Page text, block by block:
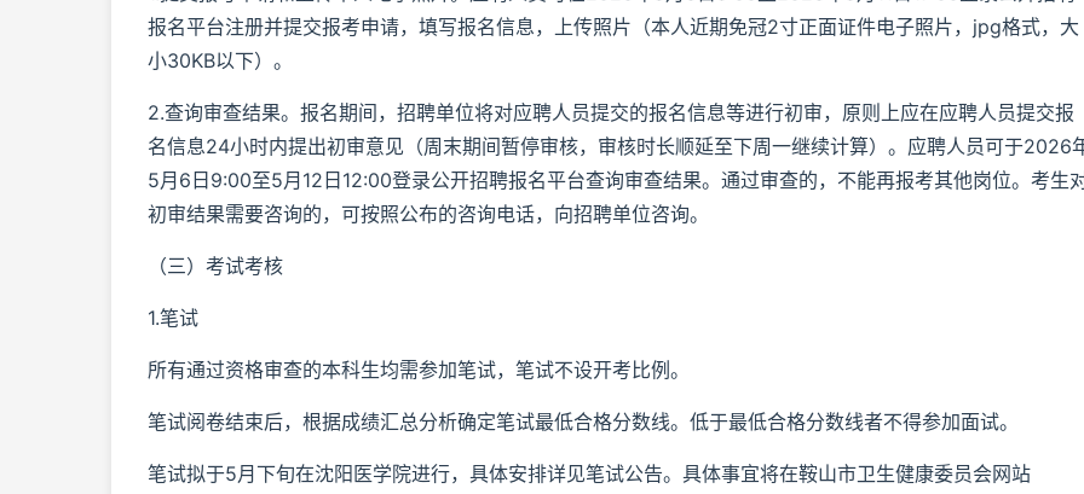
报名平台注册并提交报考申请，填写报名信息，上传照片（本人近期免冠2寸正面证件电子照片，jpg格式，大
小30KB以下）。
2.查询审查结果。报名期间，招聘单位将对应聘人员提交的报名信息等进行初审，原则上应在应聘人员提交报
名信息24小时内提出初审意见（周末期间暂停审核，审核时长顺延至下周一继续计算）。应聘人员可于2026
5月6日9:00至5月12日12:00登录公开招聘报名平台查询审查结果。通过审查的，不能再报考其他岗位。考生
初审结果需要咨询的，可按照公布的咨询电话，向招聘单位咨询。
（三）考试考核
1.笔试
所有通过资格审查的本科生均需参加笔试，笔试不设开考比例。
笔试阅卷结束后，根据成绩汇总分析确定笔试最低合格分数线。低于最低合格分数线者不得参加面试。
笔试拟于5月下旬在沈阳医学院进行，具体安排详见笔试公告。具体事宜将在鞍山市卫生健康委员会网站